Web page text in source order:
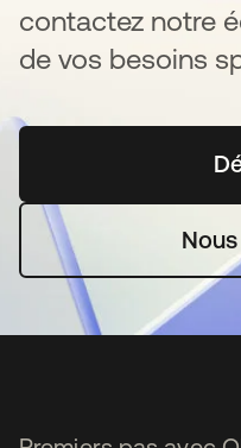
contactez notre
de vos besoins